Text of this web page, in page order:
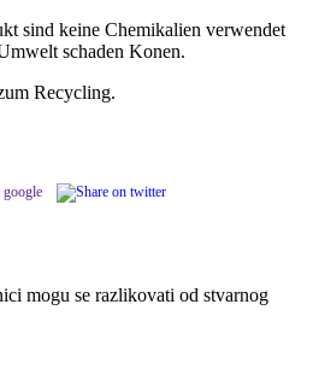
sind keine Chemikalien verwendet
schaden Konen.
Recycling.
mogu se razlikovati od stvarnog